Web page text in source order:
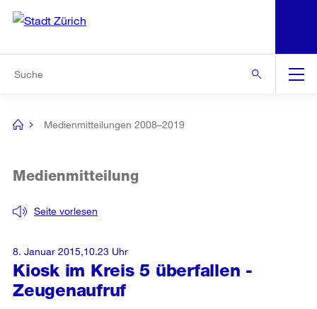
Navigation
[no
Medienmitteilungen 2008–2019
Kiosk im Kreis 5 überfallen -
Zeugenaufruf
Seite vorlesen
Medienmitteilung
8. Januar 2015,10.23 Uhr